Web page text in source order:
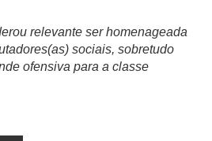
relevante ser homenageada
sociais, sobretudo
ofensiva para a classe